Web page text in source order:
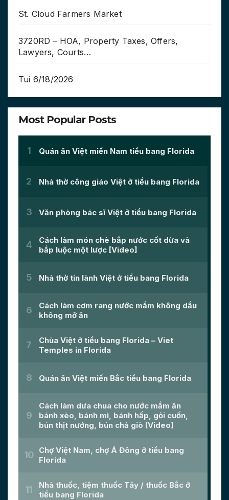
St. Cloud Farmers Market
3720RD – HOA, Property Taxes, Offers,
Lawyers, Courts…
Tui 6/18/2026
Most Popular Posts